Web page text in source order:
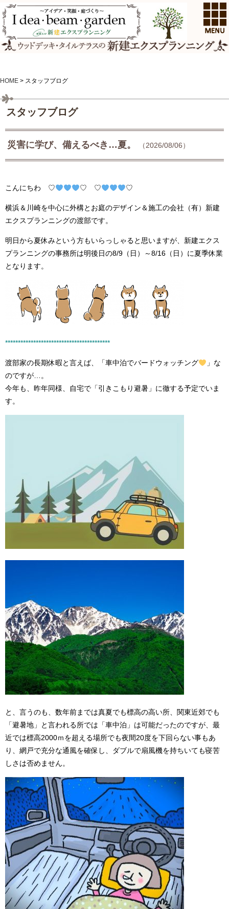
HOME > スタッフブログ
スタッフブログ
災害に学び、備えるべき…夏。 （2026/08/06）
こんにちわ ♡ ♡ ♡ ♡
横浜＆川崎を中心に外構とお庭のデザイン＆施工の会社（有）新建
エクスプランニングの渡部です。
明日から夏休みという方もいらっしゃると思いますが、新建エクス
プランニングの事務所は明後日の8/9（日）～8/16（日）に夏季休業
となります。
*****************************************
渡部家の長期休暇と言えば、「車中泊でバードウォッチング
」な
のですが…。
今年も、昨年同様、自宅で「引きこもり避暑」に徹する予定でいま
す。
と、言うのも、数年前までは真夏でも標高の高い所、関東近郊でも
「避暑地」と言われる所では「車中泊」は可能だったのですが、最
近では標高2000ｍを超える場所でも夜間20度を下回らない事もあ
り、網戸で充分な通風を確保し、ダブルで扇風機を持ちいても寝苦
しさは否めません。